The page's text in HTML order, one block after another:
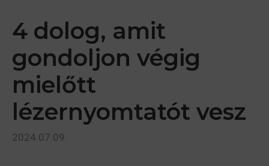
4 dolog, amit
gondoljon végig
mielőtt
lézernyomtatót vesz
2024.07.09.